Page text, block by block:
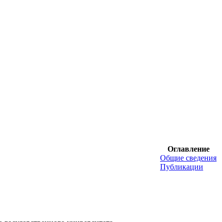
Оглавление
Общие сведения
Публикации